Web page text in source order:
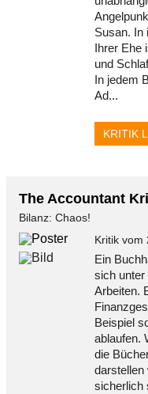
Susan. In
Ihrer Ehe
und
In jedem
Ad...
KRITIK
The Accountant
Bilanz: Chaos!
Kritik vom
Ein
sich unter
Arbeiten.
Beispiel
ablaufen.
die
darstellen
sicherlich